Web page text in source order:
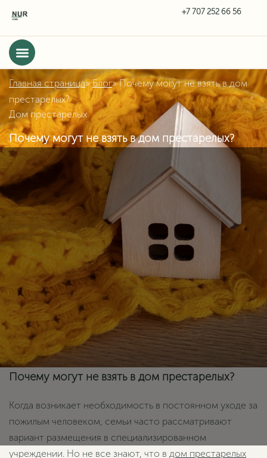
Главная страница»Блог»Почему могут не взять в дом
престарелых?
Дом престарелых
Почему могут не взять в дом престарелых?
Почему могут не взять в дом престарелых?
Когда возникает необходимость в постоянном уходе за
пожилым человеком, семьи часто рассматривают
вариант размещения в специализированном
учреждении. Но не все знают, что в дом престарелых